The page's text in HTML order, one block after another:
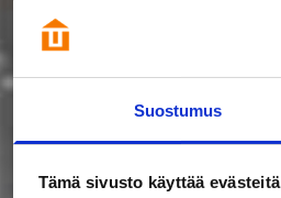
Suostumus
Tämä sivusto käyttää evästeitä